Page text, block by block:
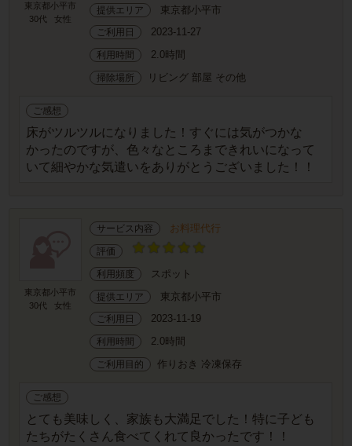
東京都小平市
30代
女性
提供エリア 東京都小平市
ご利用日 2023-11-27
利用時間 2.0時間
掃除場所 リビング 部屋 その他
ご感想
床がツルツルになりました！すぐには気がつかな
かったのですが、色々なところまできれいになって
いて細やかな気遣いをありがとうございました！！
東京都小平市
30代
女性
サービス内容 お料理代行
評価
利用頻度 スポット
提供エリア 東京都小平市
ご利用日 2023-11-19
利用時間 2.0時間
ご利用目的 作りおき 冷凍保存
ご感想
とても美味しく、家族も大満足でした！特に子ども
たちがたくさん食べてくれて良かったです！！